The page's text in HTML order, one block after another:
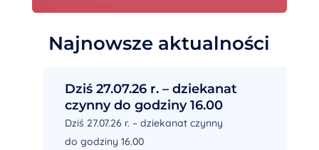
Najnowsze aktualności
Dziś 27.07.26 r. – dziekanat
czynny do godziny 16.00
Dziś 27.07.26 r. – dziekanat czynny
do godziny 16.00